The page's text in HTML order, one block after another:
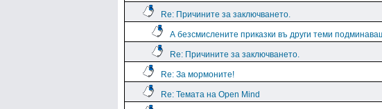
Re: Причините за заключването.
А безсмислените приказки въ други теми
Re: Причините за заключването.
Re: За мормоните!
Re: Темата на Open Mind